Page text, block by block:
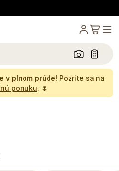
v plnom prúde! Pozrite sa na
ponuku. 🌷